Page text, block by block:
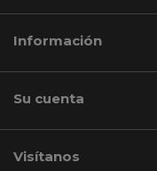
Información
Su cuenta
Visítanos